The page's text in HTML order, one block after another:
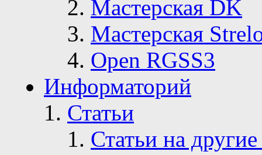
Мастерская DK
Мастерская
Open RGSS3
Информаторий
Статьи
Статьи на